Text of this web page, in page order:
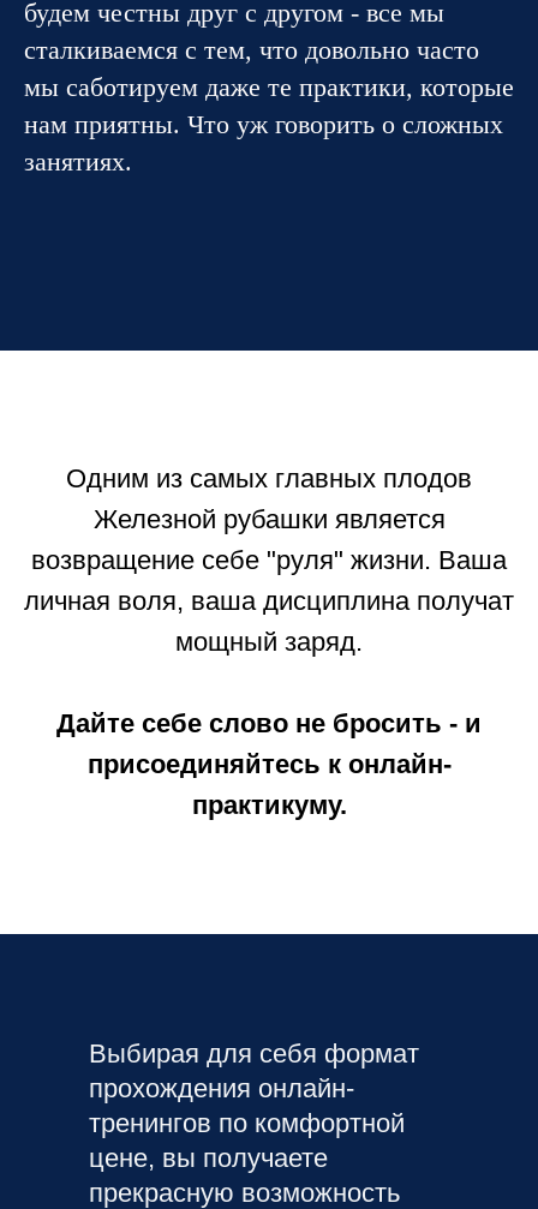
будем честны друг с другом - все мы
сталкиваемся с тем, что довольно часто
мы саботируем даже те практики, которые
нам приятны. Что уж говорить о сложных
занятиях.
Одним из самых главных плодов
Железной рубашки является
возвращение себе "руля" жизни. Ваша
личная воля, ваша дисциплина получат
мощный заряд.
Дайте себе слово не бросить - и
присоединяйтесь к онлайн-
практикуму.
Выбирая для себя формат
прохождения онлайн-
тренингов по комфортной
цене, вы получаете
прекрасную возможность